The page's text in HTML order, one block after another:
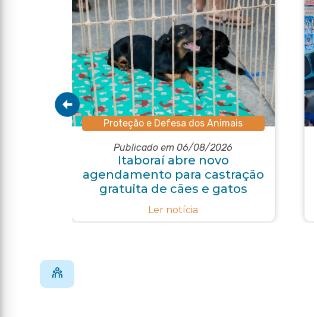
Proteção e Defesa dos Animais
Publicado em 06/08/2026
Itaboraí abre novo
agendamento para castração
gratuita de cães e gatos
Ler notícia